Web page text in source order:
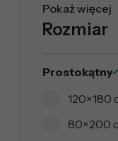
Pokaż więcej
Rozmiar
Prostokątny
120×180
80×200